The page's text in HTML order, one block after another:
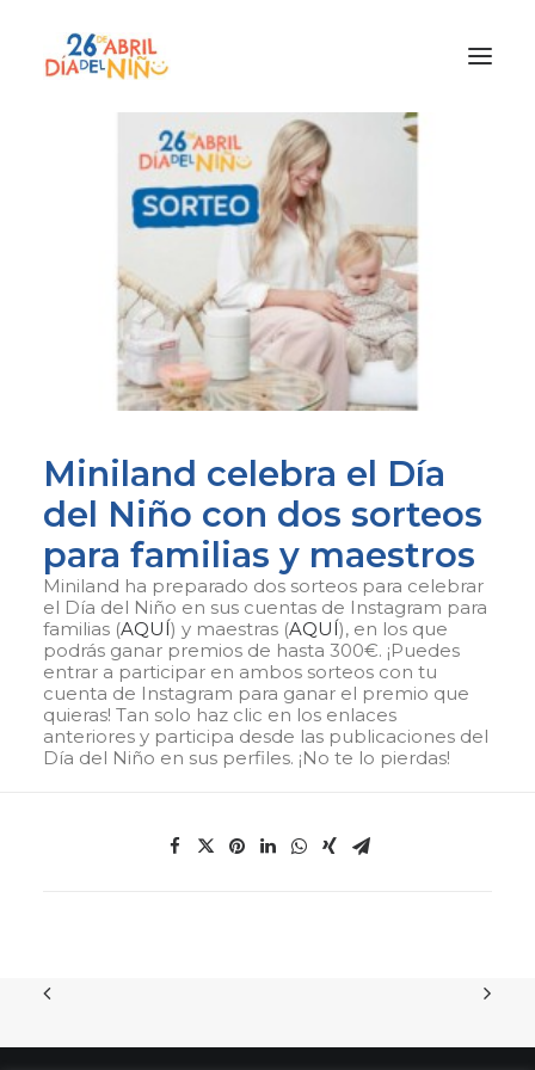
¿Qué es el Día del Niño?
¿Cómo lo vamos a celebrar?
Participa con tu cole
Materiales
Gracias a
Promocion
Miniland celebra el Día
del Niño con dos sorteos
para familias y maestros
Miniland ha preparado dos sorteos para celebrar
el Día del Niño en sus cuentas de Instagram para
familias (AQUÍ) y maestras (AQUÍ), en los que
podrás ganar premios de hasta 300€. ¡Puedes
entrar a participar en ambos sorteos con tu
cuenta de Instagram para ganar el premio que
quieras! Tan solo haz clic en los enlaces
anteriores y participa desde las publicaciones del
Día del Niño en sus perfiles. ¡No te lo pierdas!